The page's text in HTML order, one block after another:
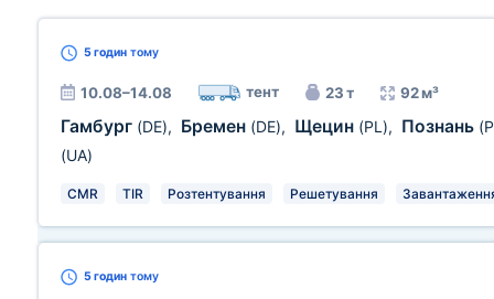
5 годин тому
10.08–14.08 тент 23 т 92 м³
Гамбург (DE), Бремен (DE), Щецин (PL), Познань
(UA)
CMR TIR Розтентування Решетування
5 годин тому